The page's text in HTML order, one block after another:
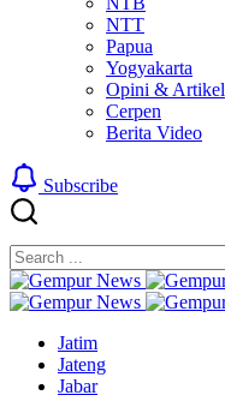
NTT
Papua
Yogyakarta
Opini & Artikel
Cerpen
Berita Video
Subscribe
Search
Jelajah
Dunia
Tanpa
Batas
Informasi
Dunia
Tanpa
Jatim
Jateng
Jabar